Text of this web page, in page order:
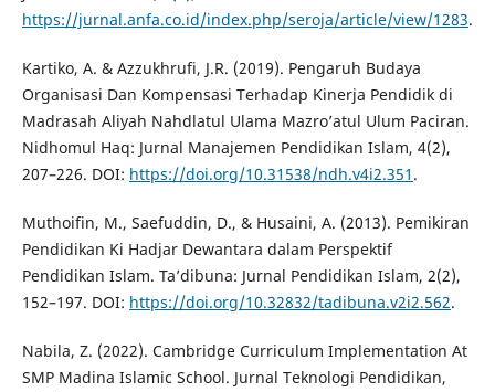
https://jurnal.anfa.co.id/index.php/seroja/article/view/1283.
Kartiko, A. & Azzukhrufi, J.R. (2019). Pengaruh Budaya
Organisasi Dan Kompensasi Terhadap Kinerja Pendidik di
Madrasah Aliyah Nahdlatul Ulama Mazro’atul Ulum Paciran.
Nidhomul Haq: Jurnal Manajemen Pendidikan Islam, 4(2),
207–226. DOI: https://doi.org/10.31538/ndh.v4i2.351 .
Muthoifin, M., Saefuddin, D., & Husaini, A. (2013). Pemikiran
Pendidikan Ki Hadjar Dewantara dalam Perspektif
Pendidikan Islam. Ta’dibuna: Jurnal Pendidikan Islam, 2(2),
152–197. DOI: https://doi.org/10.32832/tadibuna.v2i2.562.
Nabila, Z. (2022). Cambridge Curriculum Implementation At
SMP Madina Islamic School. Jurnal Teknologi Pendidikan,